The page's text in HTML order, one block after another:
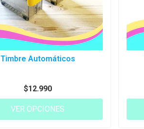
Timbre Automáticos
$12.990
VER OPCIONES